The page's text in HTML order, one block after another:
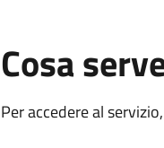
Cosa
Per accedere al